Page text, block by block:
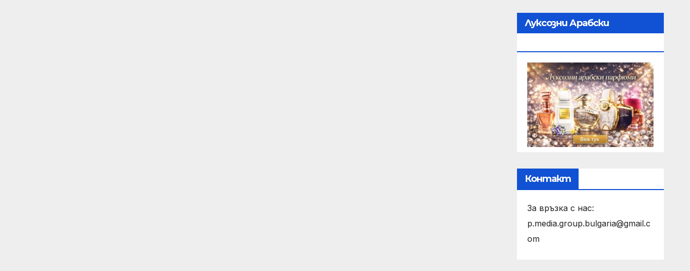
Луксозни Арабски
Контакт
За връзка с нас:
p.media.group.bulgaria@gmail.c
om